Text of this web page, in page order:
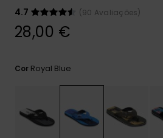
respostas
para as
contacto.
Consultar
as FAQ
4.7
(90 Avaliações)
28,00 €
Cor Royal Blue